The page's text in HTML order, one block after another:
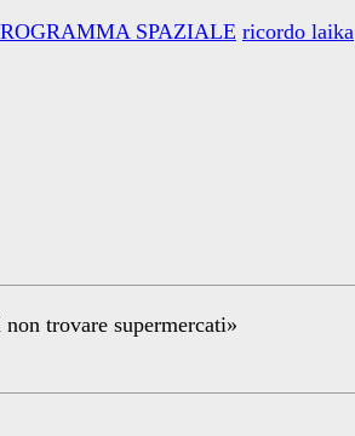
SPAZIALE ricordo laika
trovare supermercati»